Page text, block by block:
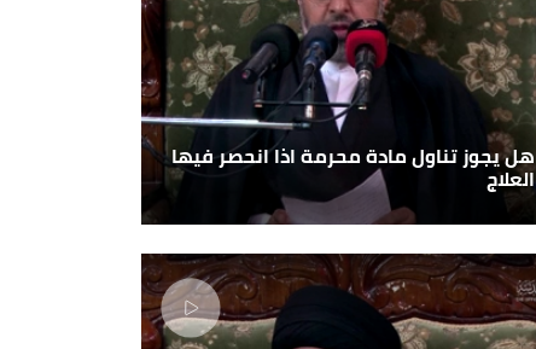
هل يجوز تناول مادة محرمة اذا انحصر فيها
العلاج